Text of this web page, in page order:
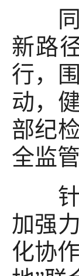
同时
新路
行，
动，
部纪
全监
针对
加强
化协